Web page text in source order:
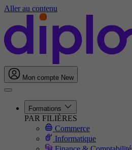
Aller au contenu
Mon compte New
Formations
PAR FILIÈRES
Commerce
Informatique